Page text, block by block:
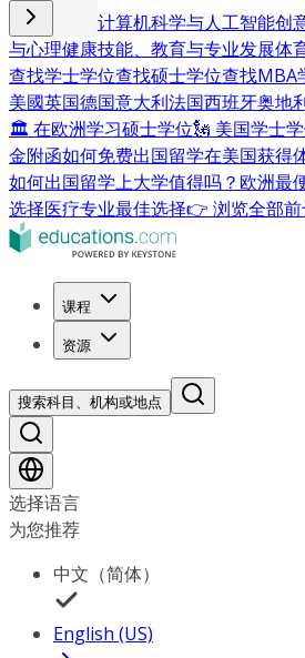
商业与管理 计算机科学与人工智能创
与心理健康技能、教育与专业发展体
查找学士学位查找硕士学位查找MBA
美國英国德国意大利法国西班牙奥地
🏛 在欧洲学习硕士学位🗽 美国学士
金附函如何免费出国留学在美国获得
如何出国留学上大学值得吗？ 欧洲最
选择医疗专业最佳选择👉 浏览全部
课程
资源
搜索科目、机构或地点
选择语言
为您推荐
中文（简体）
English (US)